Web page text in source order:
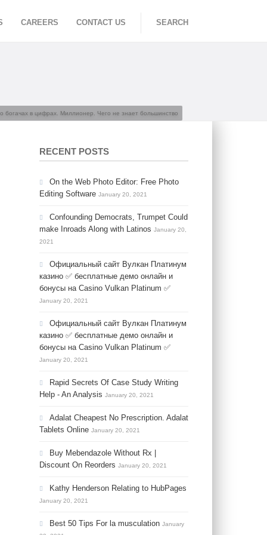
CAREERS CONTACT US SEARCH
богачах в цифрах. Миллионер. Чего не знает большинство
RECENT POSTS
On the Web Photo Editor: Free Photo
Editing Software January 20, 2021
Confounding Democrats, Trumpet Could
make Inroads Along with Latinos January 20,
2021
Официальный сайт Вулкан Платинум
казино ✅ бесплатные демо онлайн и
бонусы на Casino Vulkan Platinum ✅
January 20, 2021
Официальный сайт Вулкан Платинум
казино ✅ бесплатные демо онлайн и
бонусы на Casino Vulkan Platinum ✅
January 20, 2021
Rapid Secrets Of Case Study Writing
Help - An Analysis January 20, 2021
Adalat Cheapest No Prescription. Adalat
Tablets Online January 20, 2021
Buy Mebendazole Without Rx |
Discount On Reorders January 20, 2021
Kathy Henderson Relating to HubPages
January 20, 2021
Best 50 Tips For la musculation January